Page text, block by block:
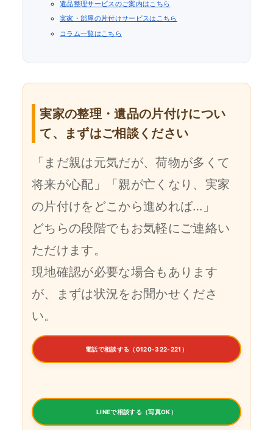
遺品整理サービスのご案内はこちら
実家・部屋の片付けサービスはこちら
コラム一覧はこちら
実家の整理・遺品の片付けについ
て、まずはご相談ください
「まだ親は元気だが、荷物が多くて
将来が心配」「親が亡くなり、実家
の片付けをどこから進めれば…」
どちらの段階でもお気軽にご連絡い
ただけます。
現地確認が必要な場合もあります
が、まずは状況をお聞かせくださ
い。
電話で相談する（0120-322-221）
LINEで相談する（写真OK）